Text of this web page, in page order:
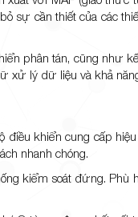
sự cần thiết của các
phân tán, cũng như
xử lý dữ liệu và khả
khiển cung cấp
nhanh chóng.
kiểm soát đứng. Phù